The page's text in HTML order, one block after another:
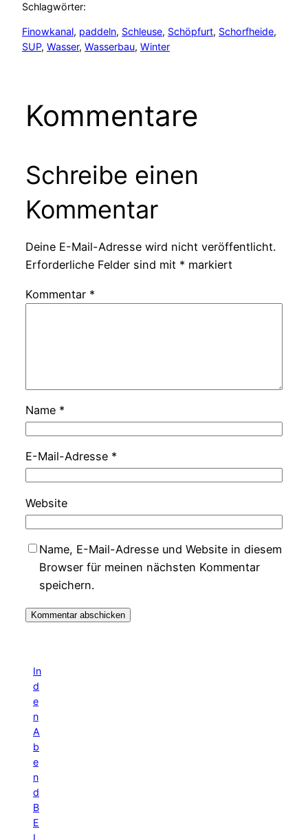
Schlagwörter:
Finowkanal, paddeln, Schleuse, Schöpfurt, Schorfheide
SUP, Wasser, Wasserbau, Winter
Kommentare
Schreibe einen
Kommentar
Deine E-Mail-Adresse wird nicht veröffentlicht.
Erforderliche Felder sind mit * markiert
Kommentar *
Name *
E-Mail-Adresse *
Website
Name, E-Mail-Adresse und Website in diesem
Browser für meinen nächsten Kommentar
speichern.
In
d
e
n
A
b
e
n
d
B
E